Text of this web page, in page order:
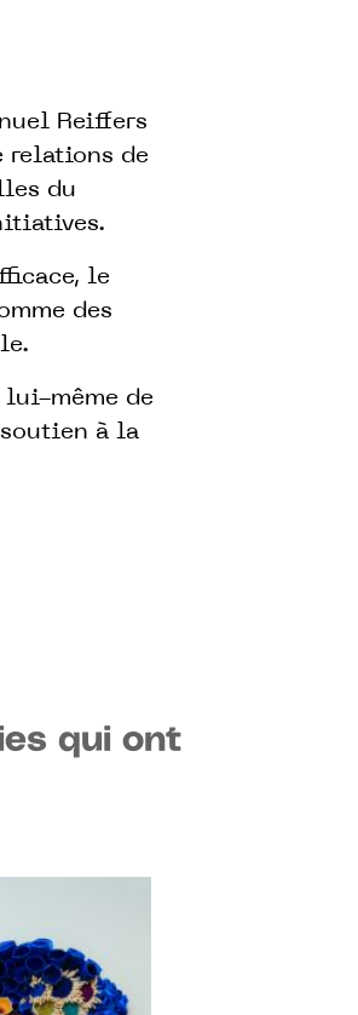
Reiffers
relations de
du
le
des
lui-même de
à la
qui ont